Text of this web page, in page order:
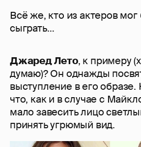
Всё же, кто из актеров мог
сыграть…
Джаред Лето, к примеру
думаю)? Он однажды
выступление в его образе.
что, как и в случае с
мало завесить лицо
принять угрюмый вид.